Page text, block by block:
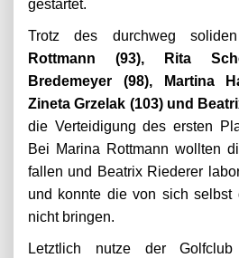
gestartet.
Trotz des durchweg
Rottmann (93), Rita
Bredemeyer (98), Martina
Zineta Grzelak (103) und
die Verteidigung des ersten
Bei Marina Rottmann wollten
fallen und Beatrix Riederer
und konnte die von sich selbst
nicht bringen.
Letztlich nutze der Golfclub